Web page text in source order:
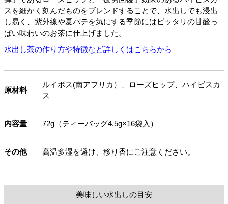
スを細かく刻んだものをブレンドすることで、水出しでも浸出
し易く、紫外線や夏バテを気にする季節にはピッタリの甘酸っ
ぱい味わいのお茶に仕上げました。
水出し茶の作り方や特徴など詳しくはこちらから
原材料
ルイボス(南アフリカ）、ローズヒップ、ハイビスカ
ス
内容量 72g（ティーバッグ4.5g×16袋入）
その他 高温多湿を避け、移り香にご注意ください。
美味しい水出しの目安